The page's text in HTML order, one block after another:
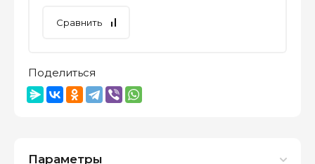
Сравнить
Поделиться
Параметры